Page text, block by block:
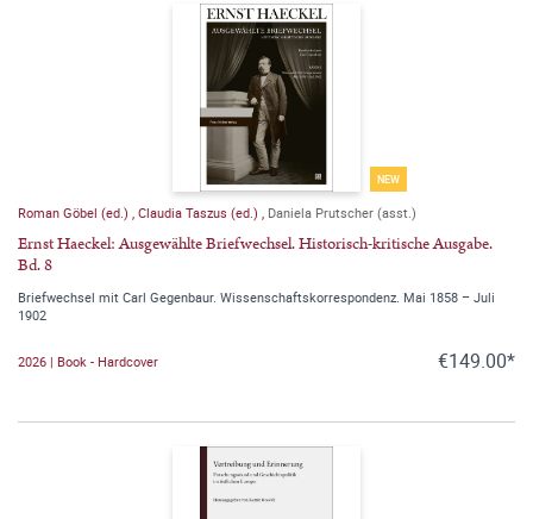
NEW
Roman Göbel (ed.) , Claudia Taszus (ed.) , Daniela Prutscher (asst.)
Ernst Haeckel: Ausgewählte Briefwechsel. Historisch-kritische Ausgabe.
Bd. 8
Briefwechsel mit Carl Gegenbaur. Wissenschaftskorrespondenz. Mai 1858 – Juli
1902
2026 | Book - Hardcover €149.00*